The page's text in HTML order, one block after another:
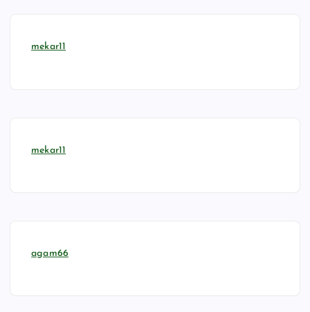
mekar11
mekar11
agam66